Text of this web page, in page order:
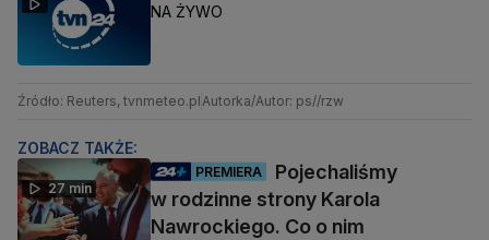
NA ŻYWO
Źródło: Reuters, tvnmeteo.plAutorka/Autor: ps//rzw
ZOBACZ TAKŻE:
27 min
PREMIERA
Pojechaliśmy
w rodzinne strony Karola
Nawrockiego. Co o nim